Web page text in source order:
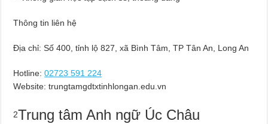
Thông tin liên hệ
Địa chỉ: Số 400, tỉnh lộ 827, xã Bình Tâm, TP Tân An, Long An
Hotline: 02723 591 224
Website: trungtamgdtxtinhlongan.edu.vn
2Trung tâm Anh ngữ Úc Châu